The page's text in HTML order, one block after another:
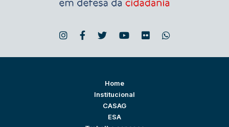
Home
Institucional
CASAG
ESA